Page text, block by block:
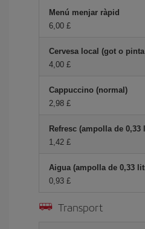
Menú menjar ràpid
6,00 £
Cervesa local (got o
4,00 £
Cappuccino (normal)
2,98 £
Refresc (ampolla de 0,33
1,42 £
Aigua (ampolla de 0,33
0,93 £
Transport